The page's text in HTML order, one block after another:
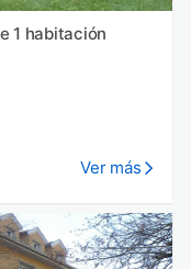
1 habitación
Ver más